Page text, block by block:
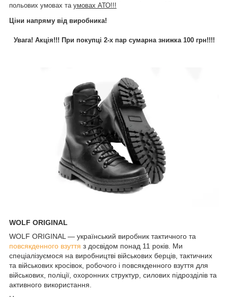
польових умовах та умовах АТО!!!
Ціни напряму від виробника!
Увага! Акція!!! При покупці 2-х пар сумарна знижка 100 грн!!!!
WOLF ORIGINAL
WOLF ORIGINAL — український виробник тактичного та
повсякденного взуття з досвідом понад 11 років. Ми
спеціалізуємося на виробництві військових берців, тактичних
та військових кросівок, робочого і повсякденного взуття для
військових, поліції, охоронних структур, силових підрозділів та
активного використання.